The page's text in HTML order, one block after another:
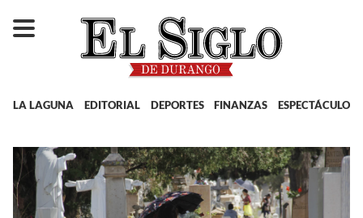
LA LAGUNA EDITORIAL DEPORTES FINANZAS ESPECTÁCULOS